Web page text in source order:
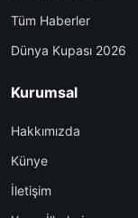
Tüm Haberler
Dünya Kupası 2026
Kurumsal
Hakkımızda
Künye
İletişim